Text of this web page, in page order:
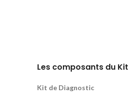
Les composants du Kit
Kit de Diagnostic